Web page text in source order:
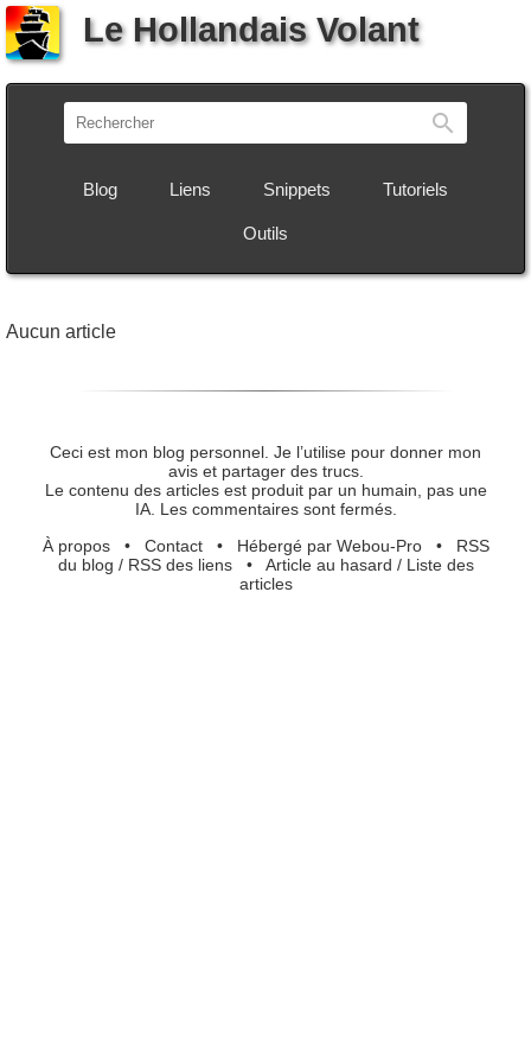
Le Hollandais Volant
Blog Liens Snippets Tutoriels
Outils
Aucun article
Ceci est mon blog personnel. Je l’utilise pour donner mon
avis et partager des trucs.
Le contenu des articles est produit par un humain, pas une
IA. Les commentaires sont fermés.
À propos• Contact• Hébergé par Webou-Pro• RSS
du blog / RSS des liens• Article au hasard / Liste des
articles